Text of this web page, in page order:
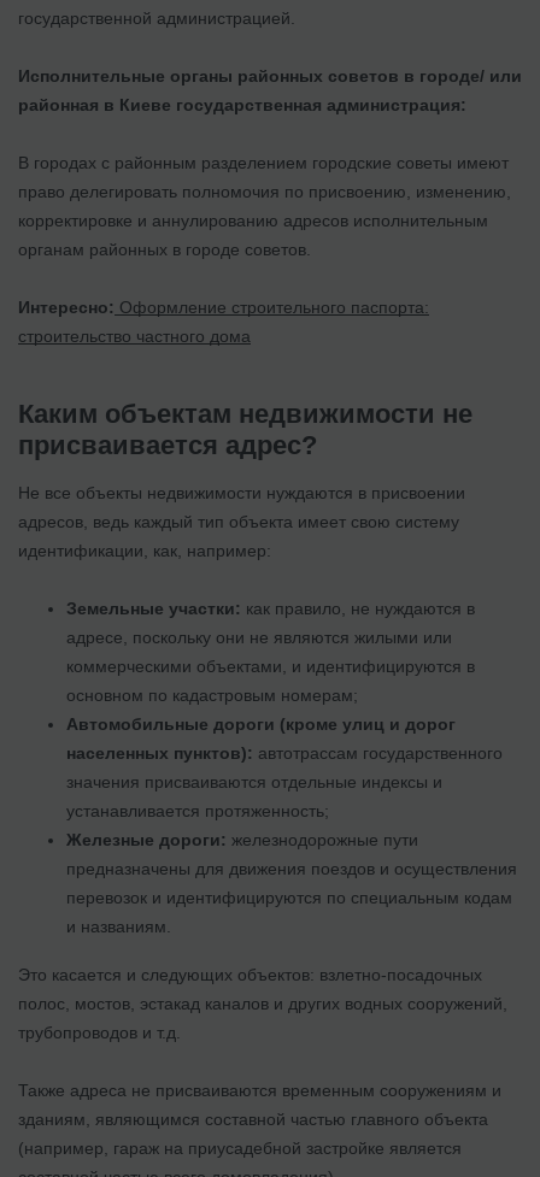
государственной администрацией.
Исполнительные органы районных советов в городе/ или
районная в Киеве государственная администрация:
В городах с районным разделением городские советы имеют
право делегировать полномочия по присвоению, изменению,
корректировке и аннулированию адресов исполнительным
органам районных в городе советов.
Интересно: Оформление строительного паспорта:
строительство частного дома
Каким объектам недвижимости не
присваивается адрес?
Не все объекты недвижимости нуждаются в присвоении
адресов, ведь каждый тип объекта имеет свою систему
идентификации, как, например:
Земельные участки: как правило, не нуждаются в
адресе, поскольку они не являются жилыми или
коммерческими объектами, и идентифицируются в
основном по кадастровым номерам;
Автомобильные дороги (кроме улиц и дорог
населенных пунктов): автотрассам государственного
значения присваиваются отдельные индексы и
устанавливается протяженность;
Железные дороги: железнодорожные пути
предназначены для движения поездов и осуществления
перевозок и идентифицируются по специальным кодам
и названиям.
Это касается и следующих объектов: взлетно-посадочных
полос, мостов, эстакад каналов и других водных сооружений,
трубопроводов и т.д.
Также адреса не присваиваются временным сооружениям и
зданиям, являющимся составной частью главного объекта
(например, гараж на приусадебной застройке является